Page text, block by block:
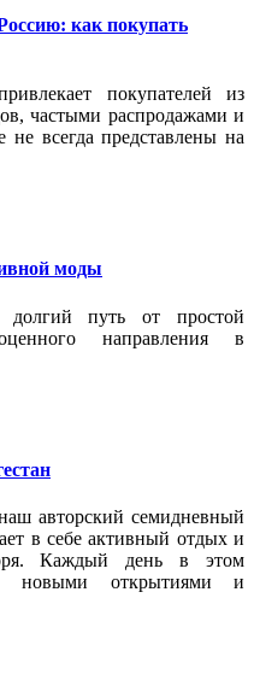
как покупать
покупателей из
частыми распродажами и
не всегда представлены на
моды
путь от простой
направления в
авторский семидневный
в себе активный отдых и
Каждый день в этом
новыми открытиями и